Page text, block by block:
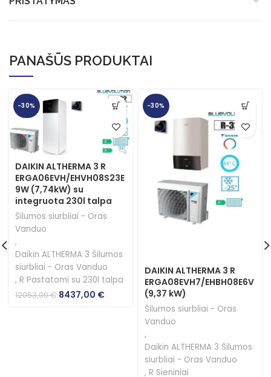
PANAŠŪS PRODUKTAI
-30%
DAIKIN ALTHERMA 3 R
ERGA06EVH/EHVH08S23E
9W (7,74kW) su
integruota 230l talpa
Šilumos siurbliai - Oras
Vanduo
,
Daikin ALTHERMA 3 Šilumos
siurbliai - Oras Vanduo
, R Pastatomi su 230l talpa
12053,00€ Original
8437,00 €Current
8437,00 €.
-30%
DAIKIN ALTHERMA 3 R
ERGA08EVH7/EHBH08E6V
(9,37 kW)
Šilumos siurbliai - Oras
Vanduo
,
Daikin ALTHERMA 3 Šilumos
siurbliai - Oras Vanduo
, R Sieniniai